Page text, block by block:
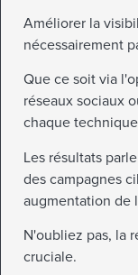
Améliorer la
nécessairement
Que ce soit via
réseaux sociaux
chaque
Les résultats
des campagnes
augmentation de
N'oubliez pas, la
cruciale.